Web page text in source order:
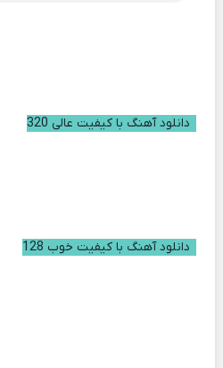
دانلود آهنگ با کیفیت عالی 320
دانلود آهنگ با کیفیت خوب 128